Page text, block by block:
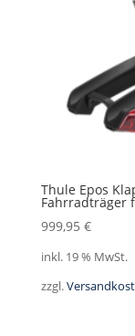
Thule Epos
Fahrradträger
999,95 €
inkl. 19 % MwSt.
zzgl.